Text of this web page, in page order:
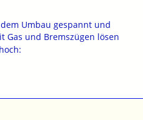
Umbau gespannt und
Gas und Bremszügen lösen